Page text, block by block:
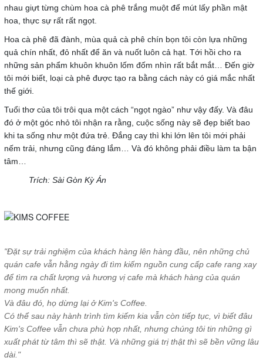
nhau giựt từng chùm hoa cà phê trắng muột để mút lấy phần mật
hoa, thực sự rất rất ngọt.
Hoa cà phê đã đành, mùa quả cà phê chín bọn tôi còn lựa những
quả chín nhất, đỏ nhất để ăn và nuốt luôn cả hạt. Tới hồi cho ra
những sản phẩm khuôn khuôn lốm đốm nhìn rất bắt mắt… Đến giờ
tôi mới biết, loại cà phê được tạo ra bằng cách này có giá mắc nhất
thế giới.
Tuổi thơ của tôi trôi qua một cách “ngọt ngào” như vậy đấy. Và đâu
đó ở một góc nhỏ tôi nhận ra rằng, cuộc sống này sẽ đẹp biết bao
khi ta sống như một đứa trẻ. Đắng cay thì khi lớn lên tôi mới phải
nếm trải, nhưng cũng đáng lắm… Và đó không phải điều làm ta bận
tâm…
Trích: Sài Gòn Kỳ Án
"Đặt sự trải nghiệm của khách hàng lên hàng đầu, nên những chủ
quán cafe vẫn hằng ngày đi tìm kiếm nguồn cung cấp cafe rang xay
để tìm ra chất lượng và hương vị cafe mà khách hàng của quán
mong muốn nhất.
Và đâu đó, họ dừng lại ở Kim's Coffee.
Có thể sau này hành trình tìm kiếm kia vẫn còn tiếp tục, vì biết đâu
Kim's Coffeevẫn chưa phù hợp nhất, nhưng chúng tôi tin những gì
xuất phát từ tâm thì sẽ thật. Và những giá trị thật thì sẽ bền vững lâu
dài."